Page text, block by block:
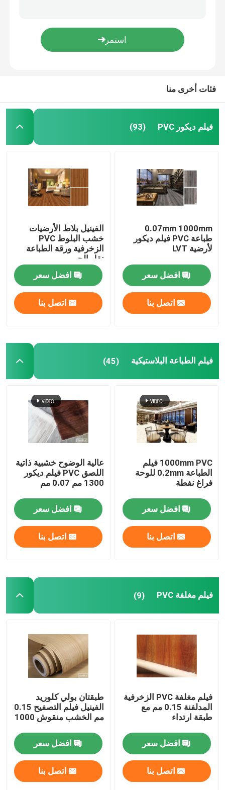
فيلم الأثاث البلاستيكية
أرضيات LVT
قشر ولصق أرضيات الفينيل
ملصق الحائط من البيت
فئات أخرى منا
فيلم ديكور PVC (93)
0.07mm 1000mm
طباعة PVC فيلم ديكور
لأرضية LVT
افضل سعر
اتصل بنا
الفينيل بلاط الأرضيات
خشب البلوط PVC
الزخرفية ورقة الطباعة
نقل الحبر
افضل سعر
اتصل بنا
فيلم الطباعة البلاستيكية (45)
1000mm PVC فيلم
الطباعة 0.2mm للوحة
فراغ نفطة
افضل سعر
اتصل بنا
عالية الوضوح خشبية ذاتية
اللصق PVC فيلم ديكور
1300 مم 0.07 مم
افضل سعر
اتصل بنا
فيلم مغلفة PVC (9)
فيلم مغلفة PVC الزخرفية
المدلفنة 0.15 مم مع
طبقة ارتداء
افضل سعر
اتصل بنا
طبقتان بولي كلوريد
الفينيل فيلم التصفيح 0.15
مم الخشب منقوش 1000
افضل سعر
اتصل بنا